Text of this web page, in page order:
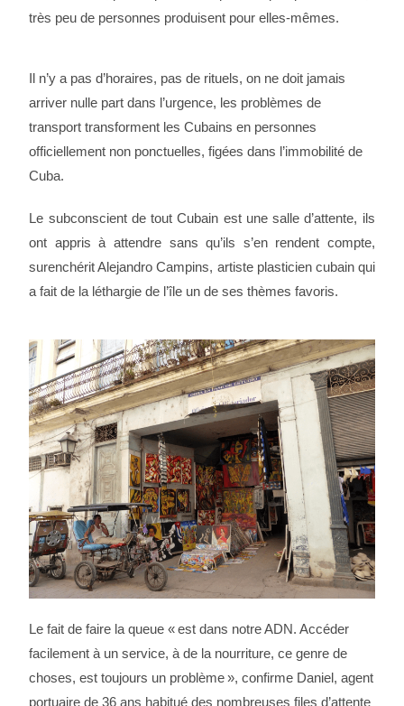
très peu de personnes produisent pour elles-mêmes.
Il n’y a pas d’horaires, pas de rituels, on ne doit jamais
arriver nulle part dans l’urgence, les problèmes de
transport transforment les Cubains en personnes
officiellement non ponctuelles, figées dans l’immobilité de
Cuba.
Le subconscient de tout Cubain est une salle d’attente, ils
ont appris à attendre sans qu’ils s’en rendent compte,
surenchérit Alejandro Campins, artiste plasticien cubain qui
a fait de la léthargie de l’île un de ses thèmes favoris.
Le fait de faire la queue « est dans notre ADN. Accéder
facilement à un service, à de la nourriture, ce genre de
choses, est toujours un problème », confirme Daniel, agent
portuaire de 36 ans habitué des nombreuses files d’attente